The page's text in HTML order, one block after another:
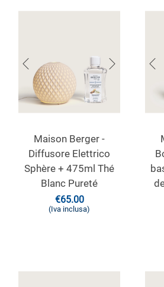
Maison Berger -
Diffusore Elettrico
Sphère + 475ml Thé
Blanc Pureté
€65.00
(Iva inclusa)